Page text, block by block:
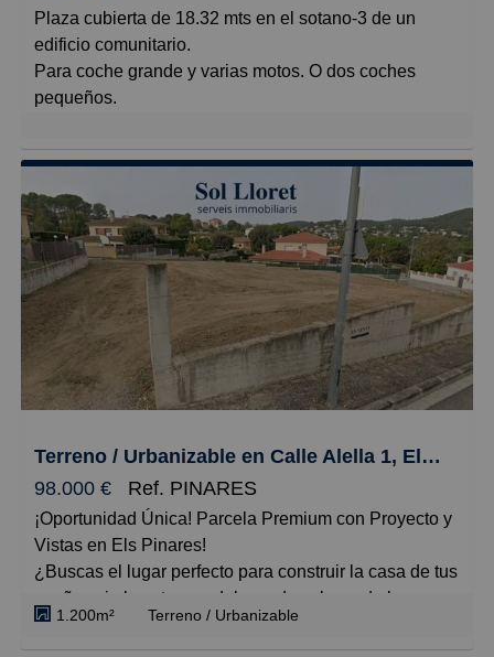
Plaza cubierta de 18.32 mts en el sotano-3 de un
edificio comunitario.
Para coche grande y varias motos. O dos coches
pequeños.
Con fácil acceso y maniobra.
Parking comunitario con puerta automática.
Situada cerca de todos los servicios y a un paso del
centro de LLoret y de la playa.
Terreno / Urbanizable en Calle Alella 1, Els Pinars
98.000 €
Ref. PINARES
¡Oportunidad Única! Parcela Premium con Proyecto y
Vistas en Els Pinares!
¿Buscas el lugar perfecto para construir la casa de tus
sueños sin los eternos dolores de cabeza de la
burocracia inicial? Esta parcela lo tiene
absolutamente todo listo para que empieces a
1.200m² Terreno / Urbanizable